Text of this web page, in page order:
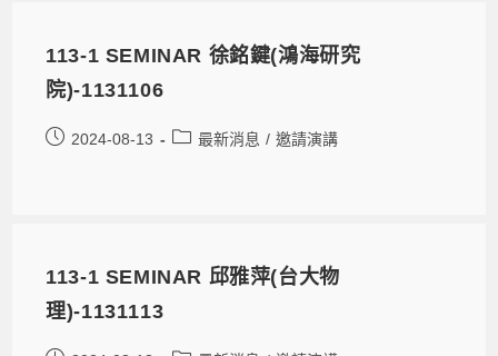
113-1 SEMINAR 徐銘鍵(鴻海研究
院)-1131106
2024-08-13 最新消息 / 邀請演講
113-1 SEMINAR 邱雅萍(台大物
理)-1131113